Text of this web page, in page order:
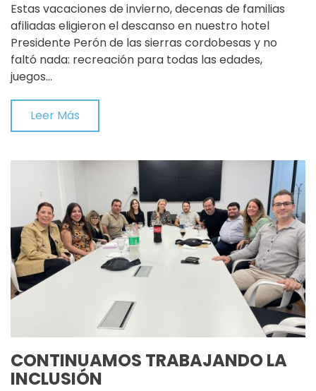
Estas vacaciones de invierno, decenas de familias
afiliadas eligieron el descanso en nuestro hotel
Presidente Perón de las sierras cordobesas y no
faltó nada: recreación para todas las edades,
juegos…
Leer Más
CONTINUAMOS TRABAJANDO LA
INCLUSIÓN